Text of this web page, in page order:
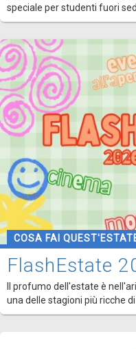
speciale per studenti fuori
COSA FAI
FlashEstate
Il profumo dell'estate è
una delle stagioni più ricche